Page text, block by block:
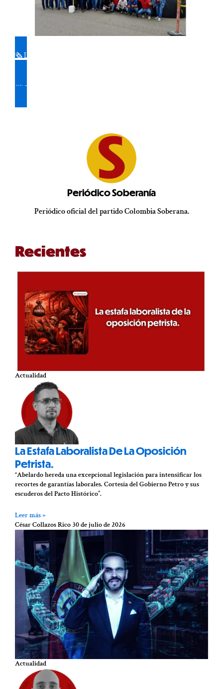
🗞️ Lea y descargue la edición № 5 del Periódico SOBERANÍA,
aquí
📨 Suscríbase al boletín del Periódico SOBERANÍA:
Periódico Soberanía
Periódico oficial del partido Colombia Soberana.
Recientes
Actualidad
La Estafa Laboralista De La Oposición
Petrista.
“Abelardo hereda una excepcional legislación para intensificar los
recortes de garantías laborales. Cortesía del Gobierno Petro y sus
escuderos del Pacto Histórico”.
Leer más »
César Collazos Rico 30 de julio de 2026
Actualidad